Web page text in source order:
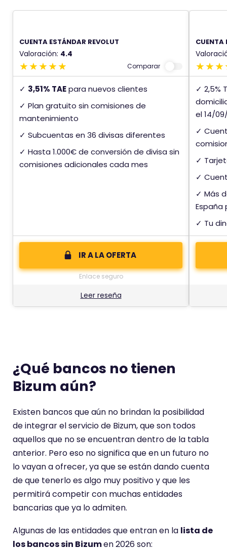
CUENTA ESTÁNDAR REVOLUT
Valoración: 4.4
Comparar
✓ 3,51% TAEpara nuevos clientes
✓ Plan gratuito sin comisiones de
mantenimiento
✓ Subcuentas en 36 divisas diferentes
✓ Hasta 1.000€ de conversión de divisa sin
comisiones adicionales cada mes
IR A LA OFERTA
Enlace seguro
Leer reseña
CUENTA
✓ 2,5%
el 14/
✓
✓
✓
✓ Más
España
✓ Tu
¿Qué bancos no tienen
Bizum aún?
Existen bancos que aún no brindan la posibilidad
de integrar el servicio de Bizum, que son todos
aquellos que no se encuentran dentro de la tabla
anterior. Pero eso no significa que en un futuro no
lo vayan a ofrecer, ya que se están dando cuenta
de que tenerlo es algo muy positivo y que les
permitirá competir con muchas entidades
bancarias que ya lo admiten.
Algunas de las entidades que entran en la lista de
los bancos sin Bizumen 2026 son: